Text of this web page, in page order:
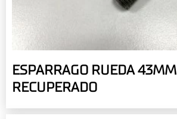
ESPARRAGO RUEDA 43MM
RECUPERADO